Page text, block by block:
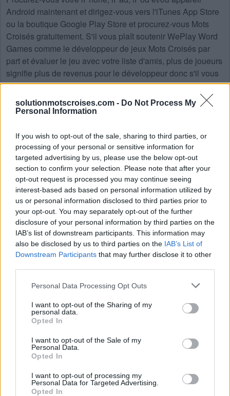
solutionmotscroises.com - Do Not Process My
Personal Information
If you wish to opt-out of the sale, sharing to third parties, or
processing of your personal or sensitive information for
targeted advertising by us, please use the below opt-out
section to confirm your selection. Please note that after your
opt-out request is processed you may continue seeing
interest-based ads based on personal information utilized by
us or personal information disclosed to third parties prior to
your opt-out. You may separately opt-out of the further
disclosure of your personal information by third parties on the
IAB’s list of downstream participants. This information may
also be disclosed by us to third parties on the IAB’s List of
Downstream Participants that may further disclose it to other
Personal Data Processing Opt Outs
I want to opt-out of the Sharing of my
personal data.
Opted In
I want to opt-out of the Sale of my
Personal Data.
Opted In
I want to opt-out of processing my
Personal Data for Targeted Advertising.
Opted In
Android maintenant et dirigez-vous vers l'iTunes App Store
ou la boutique Google Play Store et procurez-vous Mots
Croisés gratuitement. S'il vous plaît soutenir WePlay Word
Games comme le développeur de jeux Mots Croisés par
part et évaluer le jeu avec votre liste d'amis, plus de joueurs
signifie plus de revenus pour le développeur donc s'il vous
plaît aider à le développer.
Recherche par lettres. Entrez
toutes les lettres du puzzle:
Recherche
Chercher